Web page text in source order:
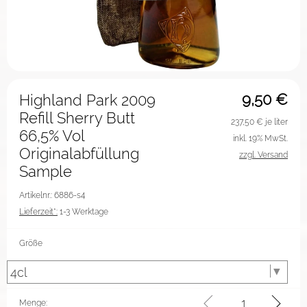
9,50 €
Highland Park 2009
Refill Sherry Butt
66,5% Vol
Originalabfüllung
Sample
Artikelnr.: 6886-s4
Lieferzeit*: 1-3 Werktage
237,50 € je liter
inkl. 19% MwSt.
zzgl. Versand
Größe
Menge: